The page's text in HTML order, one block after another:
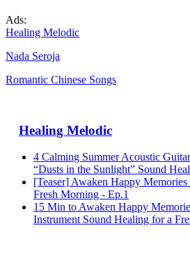
Ads:
Healing Melodic
Nada Seroja
Romantic Chinese Songs
Healing Melodic
4 Calming Summer Acoustic
“Dusts in the Sunlight” Sound
[Teaser] Awaken Happy
Fresh Morning - Ep.1
15 Min to Awaken Happy
Instrument Sound Healing for a